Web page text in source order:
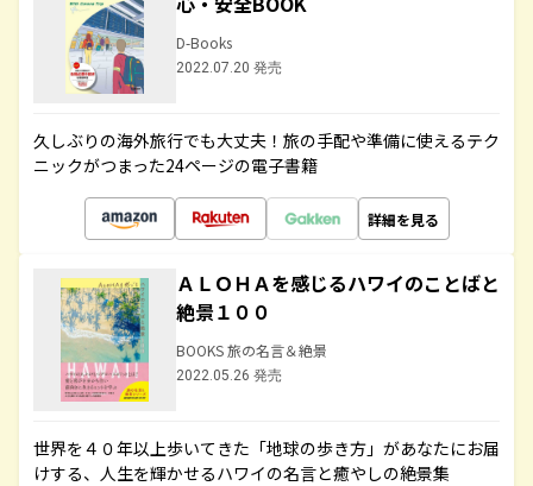
D-Books
2022.07.20 発売
久しぶりの海外旅行でも大丈夫！旅の手配や準備に使えるテク
ニックがつまった24ページの電子書籍
詳細を見る
ＡＬＯＨＡを感じるハワイのことばと
絶景１００
BOOKS 旅の名言＆絶景
2022.05.26 発売
世界を４０年以上歩いてきた「地球の歩き方」があなたにお届
けする、人生を輝かせるハワイの名言と癒やしの絶景集